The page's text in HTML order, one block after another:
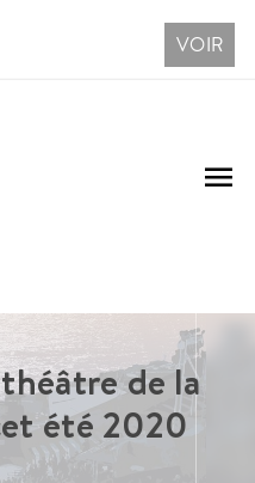
de la
été 2020
VOIR